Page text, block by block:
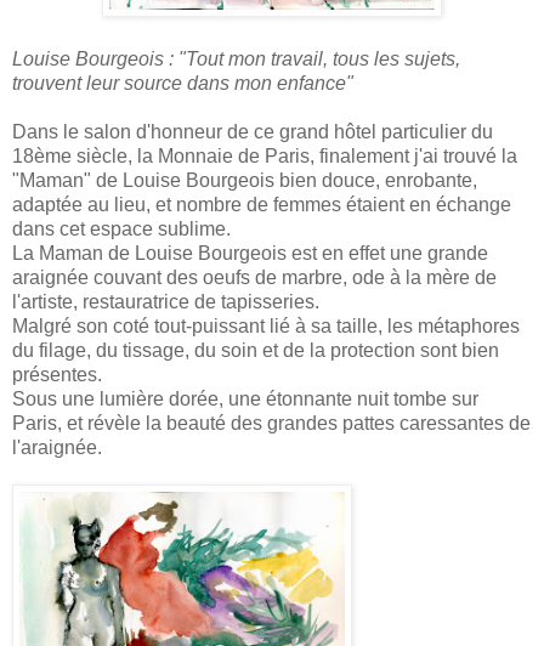
Louise Bourgeois : "Tout mon travail, tous les sujets,
trouvent leur source dans mon enfance"
Dans le salon d'honneur de ce grand hôtel particulier du
18ème siècle, la Monnaie de Paris, finalement j'ai trouvé la
"Maman" de Louise Bourgeois bien douce, enrobante,
adaptée au lieu, et nombre de femmes étaient en échange
dans cet espace sublime.
La Maman de Louise Bourgeois est en effet une grande
araignée couvant des oeufs de marbre, ode à la mère de
l'artiste, restauratrice de tapisseries.
Malgré son coté tout-puissant lié à sa taille, les métaphores
du filage, du tissage, du soin et de la protection sont bien
présentes.
Sous une lumière dorée, une étonnante nuit tombe sur
Paris, et révèle la beauté des grandes pattes caressantes de
l'araignée.